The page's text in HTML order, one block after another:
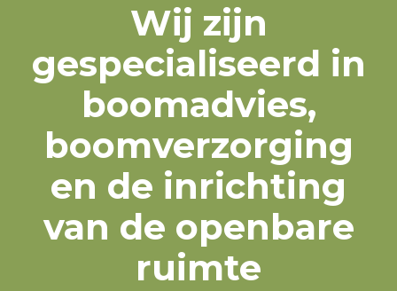
Wij zijn
gespecialiseerd in
boomadvies,
boomverzorging
en de inrichting
van de openbare
ruimte